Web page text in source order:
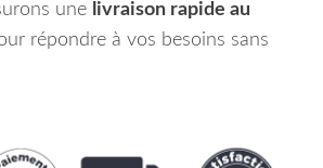
une livraison rapide au
répondre à vos besoins sans